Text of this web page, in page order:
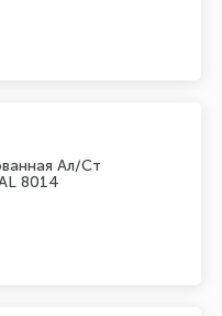
Ал/Ст
8014